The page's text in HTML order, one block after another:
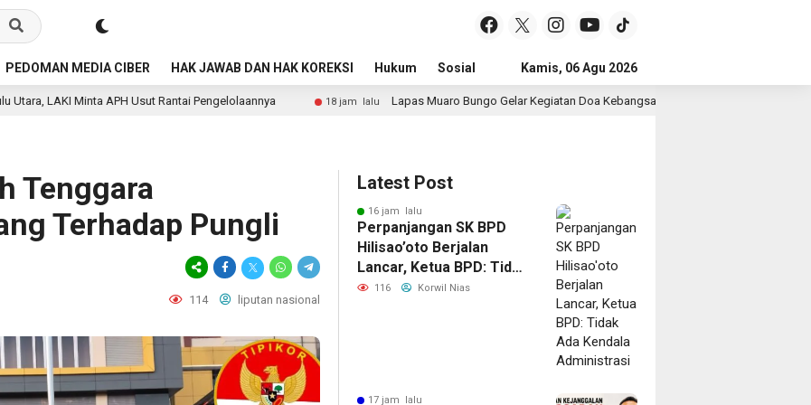
PEDOMAN MEDIA CIBER HAK JAWAB DAN HAK KOREKSI Hukum Sosial Pendidikan Politik
Kamis, 06 Agu 2026
Rantai Pengelolaannya 18 jam lalu Lapas Muaro Bungo Gelar Kegiatan Doa Kebangsaan Lintas Agama Dan Kick Off Semarak HUT RI Ke-81
Tenggara
Terhadap Pungli
114 liputan nasional
Latest Post
16 jam lalu
Perpanjangan SK BPD
Hilisao’oto Berjalan
Lancar, Ketua BPD: Tidak
Ada Kendala
116 Korwil Nias
17 jam lalu